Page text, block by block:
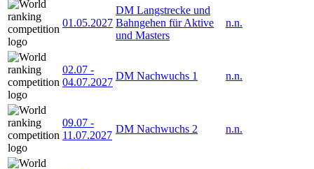
01.05.2027
DM Langstrecke und
Bahngehen für Aktive
und Masters
n.n.
02.07 -
04.07.2027
DM Nachwuchs 1 n.n.
09.07 -
11.07.2027
DM Nachwuchs 2 n.n.